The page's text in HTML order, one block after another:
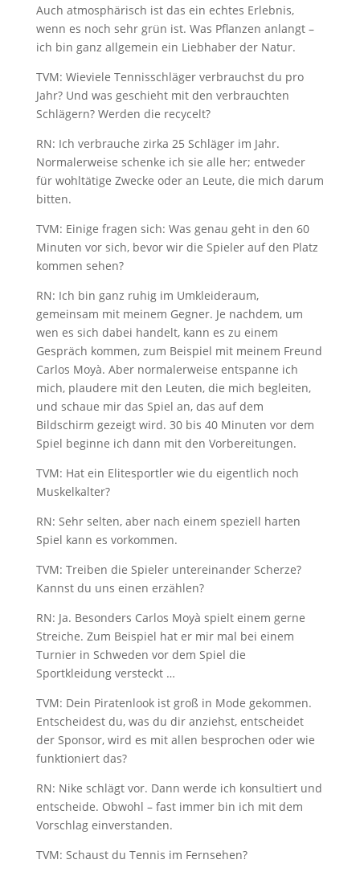
Auch atmosphärisch ist das ein echtes Erlebnis,
wenn es noch sehr grün ist. Was Pflanzen anlangt –
ich bin ganz allgemein ein Liebhaber der Natur.
TVM: Wieviele Tennisschläger verbrauchst du pro
Jahr? Und was geschieht mit den verbrauchten
Schlägern? Werden die recycelt?
RN: Ich verbrauche zirka 25 Schläger im Jahr.
Normalerweise schenke ich sie alle her; entweder
für wohltätige Zwecke oder an Leute, die mich darum
bitten.
TVM: Einige fragen sich: Was genau geht in den 60
Minuten vor sich, bevor wir die Spieler auf den Platz
kommen sehen?
RN: Ich bin ganz ruhig im Umkleideraum,
gemeinsam mit meinem Gegner. Je nachdem, um
wen es sich dabei handelt, kann es zu einem
Gespräch kommen, zum Beispiel mit meinem Freund
Carlos Moyà. Aber normalerweise entspanne ich
mich, plaudere mit den Leuten, die mich begleiten,
und schaue mir das Spiel an, das auf dem
Bildschirm gezeigt wird. 30 bis 40 Minuten vor dem
Spiel beginne ich dann mit den Vorbereitungen.
TVM: Hat ein Elitesportler wie du eigentlich noch
Muskelkalter?
RN: Sehr selten, aber nach einem speziell harten
Spiel kann es vorkommen.
TVM: Treiben die Spieler untereinander Scherze?
Kannst du uns einen erzählen?
RN: Ja. Besonders Carlos Moyà spielt einem gerne
Streiche. Zum Beispiel hat er mir mal bei einem
Turnier in Schweden vor dem Spiel die
Sportkleidung versteckt …
TVM: Dein Piratenlook ist groß in Mode gekommen.
Entscheidest du, was du dir anziehst, entscheidet
der Sponsor, wird es mit allen besprochen oder wie
funktioniert das?
RN: Nike schlägt vor. Dann werde ich konsultiert und
entscheide. Obwohl – fast immer bin ich mit dem
Vorschlag einverstanden.
TVM: Schaust du Tennis im Fernsehen?